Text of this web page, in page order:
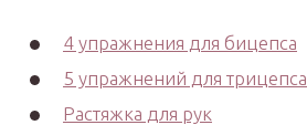
4 упражнения для бицепса
5 упражнений для трицепса
Растяжка для рук